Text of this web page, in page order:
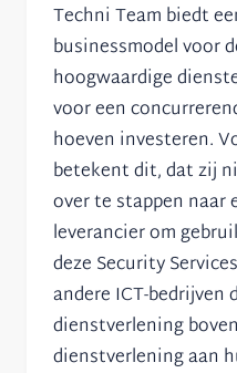
Techni Team biedt
businessmodel voor
hoogwaardige
voor een
hoeven investeren.
betekent dit, dat zij
over te stappen naar
leverancier om
deze Security
andere ICT-bedrijven
dienstverlening
dienstverlening aan